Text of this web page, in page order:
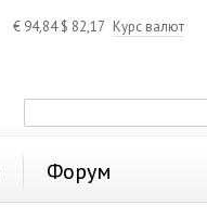
€ 94,84$ 82,17 Курс валют
Форум